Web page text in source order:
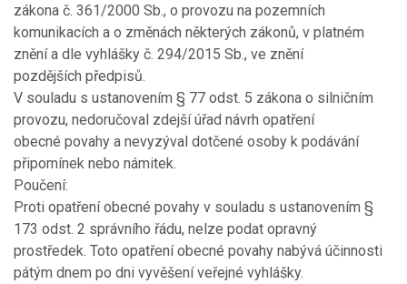
zákona č. 361/2000 Sb., o provozu na pozemních
komunikacích a o změnách některých zákonů, v platném
znění a dle vyhlášky č. 294/2015 Sb., ve znění
pozdějších předpisů.
V souladu s ustanovením § 77 odst. 5 zákona o silničním
provozu, nedoručoval zdejší úřad návrh opatření
obecné povahy a nevyzýval dotčené osoby k podávání
připomínek nebo námitek.
Poučení:
Proti opatření obecné povahy v souladu s ustanovením §
173 odst. 2 správního řádu, nelze podat opravný
prostředek. Toto opatření obecné povahy nabývá účinnosti
pátým dnem po dni vyvěšení veřejné vyhlášky.